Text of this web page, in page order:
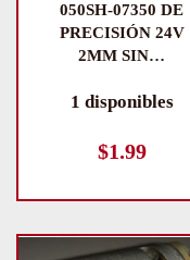
050SH-07350 DE
PRECISIÓN 24V
2MM SIN…
1 disponibles
$1.99